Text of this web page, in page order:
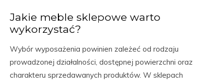
Jakie meble sklepowe warto
wykorzystać?
Wybór wyposażenia powinien zależeć od rodzaju
prowadzonej działalności, dostępnej powierzchni oraz
charakteru sprzedawanych produktów. W sklepach